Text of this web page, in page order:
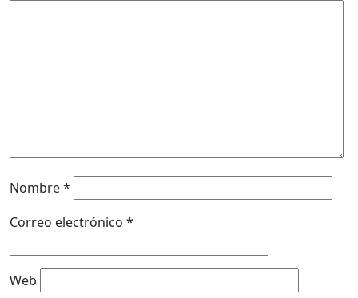
Nombre*
Correo electrónico *
Web